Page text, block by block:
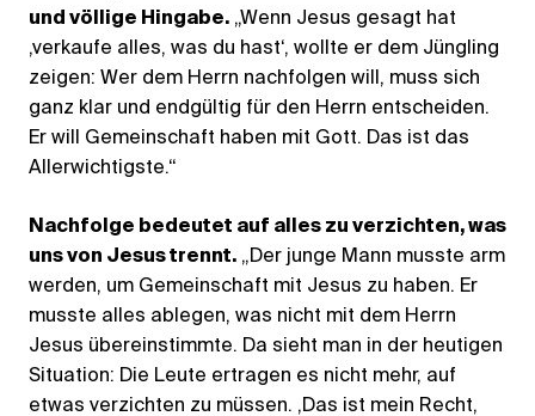
und völlige Hingabe. „Wenn Jesus gesagt hat
,verkaufe alles, was du hast‘, wollte er dem Jüngling
zeigen: Wer dem Herrn nachfolgen will, muss sich
ganz klar und endgültig für den Herrn entscheiden.
Er will Gemeinschaft haben mit Gott. Das ist das
Allerwichtigste.“
Nachfolge bedeutet auf alles zu verzichten, was
uns von Jesus trennt. „Der junge Mann musste arm
werden, um Gemeinschaft mit Jesus zu haben. Er
musste alles ablegen, was nicht mit dem Herrn
Jesus übereinstimmte. Da sieht man in der heutigen
Situation: Die Leute ertragen es nicht mehr, auf
etwas verzichten zu müssen. ,Das ist mein Recht,